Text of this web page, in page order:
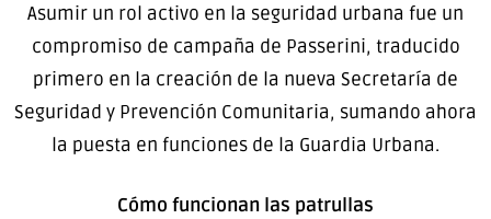
Asumir un rol activo en la seguridad urbana fue un
compromiso de campaña de Passerini, traducido
primero en la creación de la nueva Secretaría de
Seguridad y Prevención Comunitaria, sumando ahora
la puesta en funciones de la Guardia Urbana.
Cómo funcionan las patrullas